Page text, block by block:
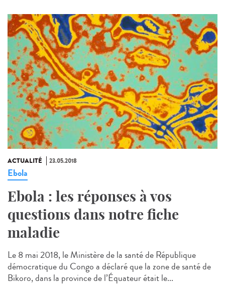
ACTUALITÉ 23.05.2018
Ebola
Ebola : les réponses à vos
questions dans notre fiche
maladie
Le 8 mai 2018, le Ministère de la santé de République
démocratique du Congo a déclaré que la zone de santé de
Bikoro, dans la province de l’Équateur était le...